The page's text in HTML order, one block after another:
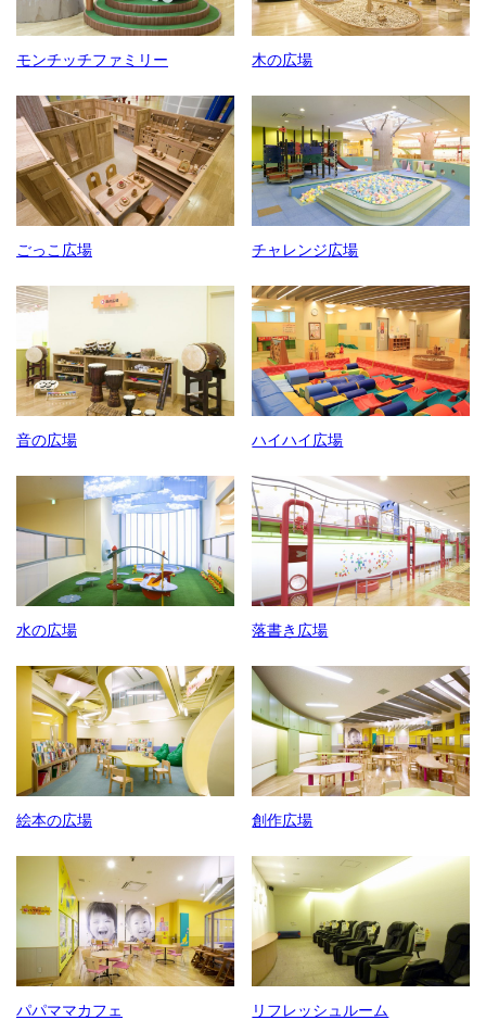
モンチッチファミリー 木の広場
ごっこ広場 チャレンジ広場
音の広場 ハイハイ広場
水の広場 落書き広場
絵本の広場 創作広場
パパママカフェ リフレッシュルーム